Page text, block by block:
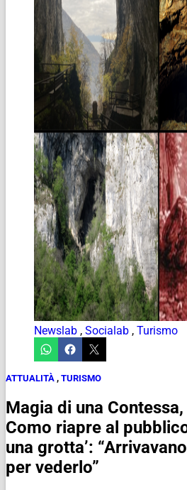
Newslab , Socialab , Turismo
ATTUALITÀ , TURISMO
Magia di una
Como riapre al
una grotta’:
per vederlo”